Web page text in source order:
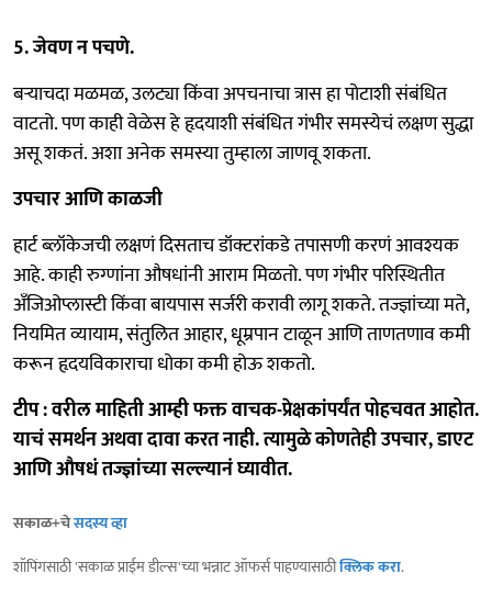
5. जेवण न पचणे.
बऱ्याचदा मळमळ, उलट्या किंवा अपचनाचा त्रास हा पोटाशी संबंधित
वाटतो. पण काही वेळेस हे हृदयाशी संबंधित गंभीर समस्येचं लक्षण सुद्धा
असू शकतं. अशा अनेक समस्या तुम्हाला जाणवू शकता.
उपचार आणि काळजी
हार्ट ब्लॉकेजची लक्षणं दिसताच डॉक्टरांकडे तपासणी करणं आवश्यक
आहे. काही रुग्णांना औषधांनी आराम मिळतो. पण गंभीर परिस्थितीत
अँजिओप्लास्टी किंवा बायपास सर्जरी करावी लागू शकते. तज्ज्ञांच्या मते,
नियमित व्यायाम, संतुलित आहार, धूम्रपान टाळून आणि ताणतणाव कमी
करून हृदयविकाराचा धोका कमी होऊ शकतो.
टीप : वरील माहिती आम्ही फक्त वाचक-प्रेक्षकांपर्यंत पोहचवत आहोत.
याचं समर्थन अथवा दावा करत नाही. त्यामुळे कोणतेही उपचार, डाएट
आणि औषधं तज्ज्ञांच्या सल्ल्यानं घ्यावीत.
सकाळ+चेसदस्य व्हा
शॉपिंगसाठी 'सकाळ प्राईम डील्स'च्या भन्नाट ऑफर्स पाहण्यासाठीक्लिक करा.